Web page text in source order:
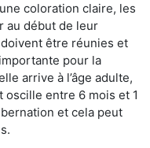
coloration claire, les
au début de leur
être réunies et
pour la
arrive à l’âge adulte,
oscille entre 6 mois et 1
et cela peut